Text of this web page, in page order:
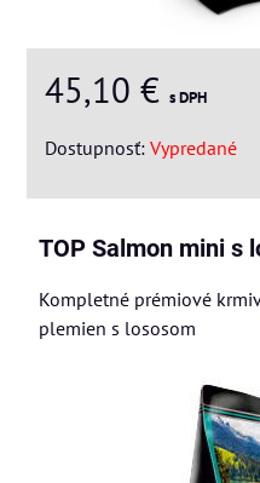
45,10 € s DPH
Dostupnosť: Vypredané
TOP Salmon mini s
Kompletné prémiové
plemien s lososom